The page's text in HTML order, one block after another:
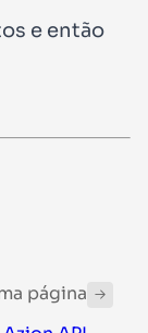
e então
página